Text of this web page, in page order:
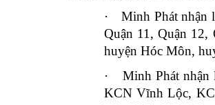
·
Minh Phát nhận
Quận 11, Quận
huyện Hóc Môn,
·
Minh Phát
KCN Vĩnh Lộc,